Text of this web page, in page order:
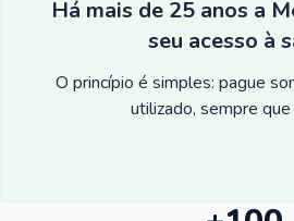
Há mais de 25 anos a
seu acesso à
O princípio é simples: pague
utilizado, sempre que